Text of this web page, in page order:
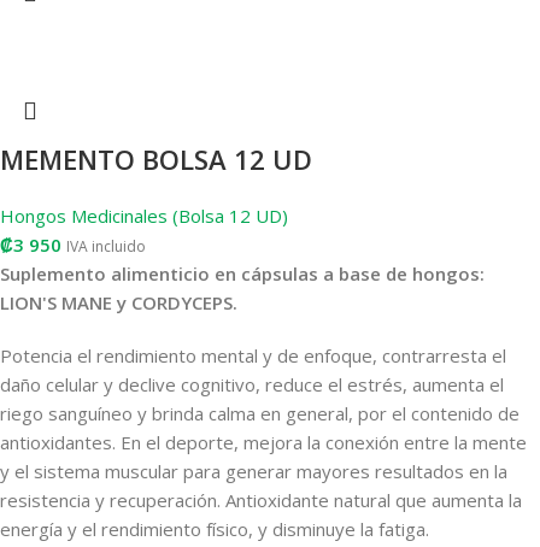
MEMENTO BOLSA 12 UD
Hongos Medicinales (Bolsa 12 UD)
₡3 950 IVA incluido
Suplemento alimenticio en cápsulas a base de hongos:
LION'S MANE y CORDYCEPS.
Potencia el rendimiento mental y de enfoque, contrarresta el
daño celular y declive cognitivo, reduce el estrés, aumenta el
riego sanguíneo y brinda calma en general, por el contenido de
antioxidantes. En el deporte, mejora la conexión entre la mente
y el sistema muscular para generar mayores resultados en la
resistencia y recuperación. Antioxidante natural que aumenta la
energía y el rendimiento físico, y disminuye la fatiga.